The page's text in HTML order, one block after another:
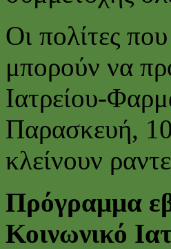
Οι πολίτες
μπορούν να
Ιατρείου-
Παρασκευή,
κλείνουν
Πρόγραμμα
Κοινωνικό